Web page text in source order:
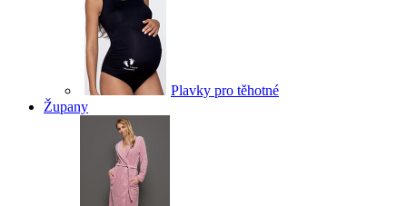
Plavky pro těhotné
Župany